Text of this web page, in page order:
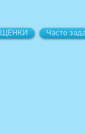
ЩЕНКИ Часто